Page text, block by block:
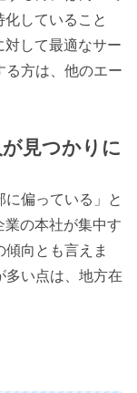
していること
して最適なサー
る方は、他のエー
見つかりに
偏っている」と
の本社が集中す
向とも言えま
多い点は、地方在